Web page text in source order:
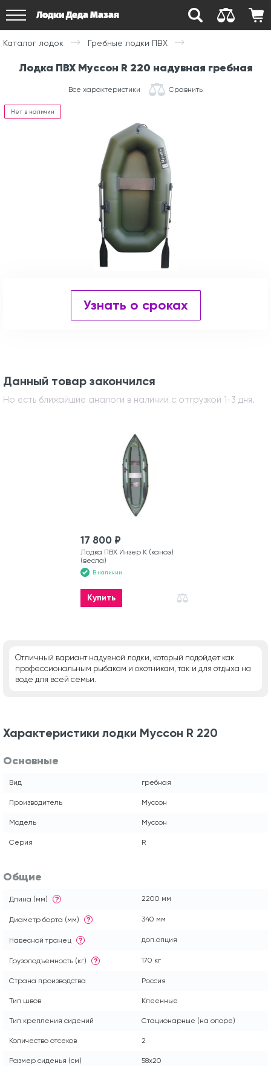
Лодки Деда Мазая
Каталог лодок Гребные лодки ПВХ
Лодка ПВХ Муссон R 220 надувная гребная
Все характеристики Сравнить
Нет в наличии
Узнать о сроках
Данный товар закончился
Но есть ближайшие аналоги в наличии с отгрузкой 1-3 дня.
17 800 ₽
Лодка ПВХ Инзер К (каноэ)
(весла)
В наличии
Купить
Отличный вариант надувной лодки, который подойдет как
профессиональным рыбакам и охотникам, так и для отдыха на
воде для всей семьи.
Характеристики лодки Муссон R 220
Основные
Вид гребная
Производитель Муссон
Модель Муссон
Серия R
Общие
Длина (мм) ? 2200 мм
Диаметр борта (мм) ? 340 мм
Навесной транец ? доп.опция
Грузоподъемность (кг) ? 170 кг
Страна производства Россия
Тип швов Клеенные
Тип крепления сидений Стационарные (на опоре)
Количество отсеков 2
Размер сиденья (см) 58x20